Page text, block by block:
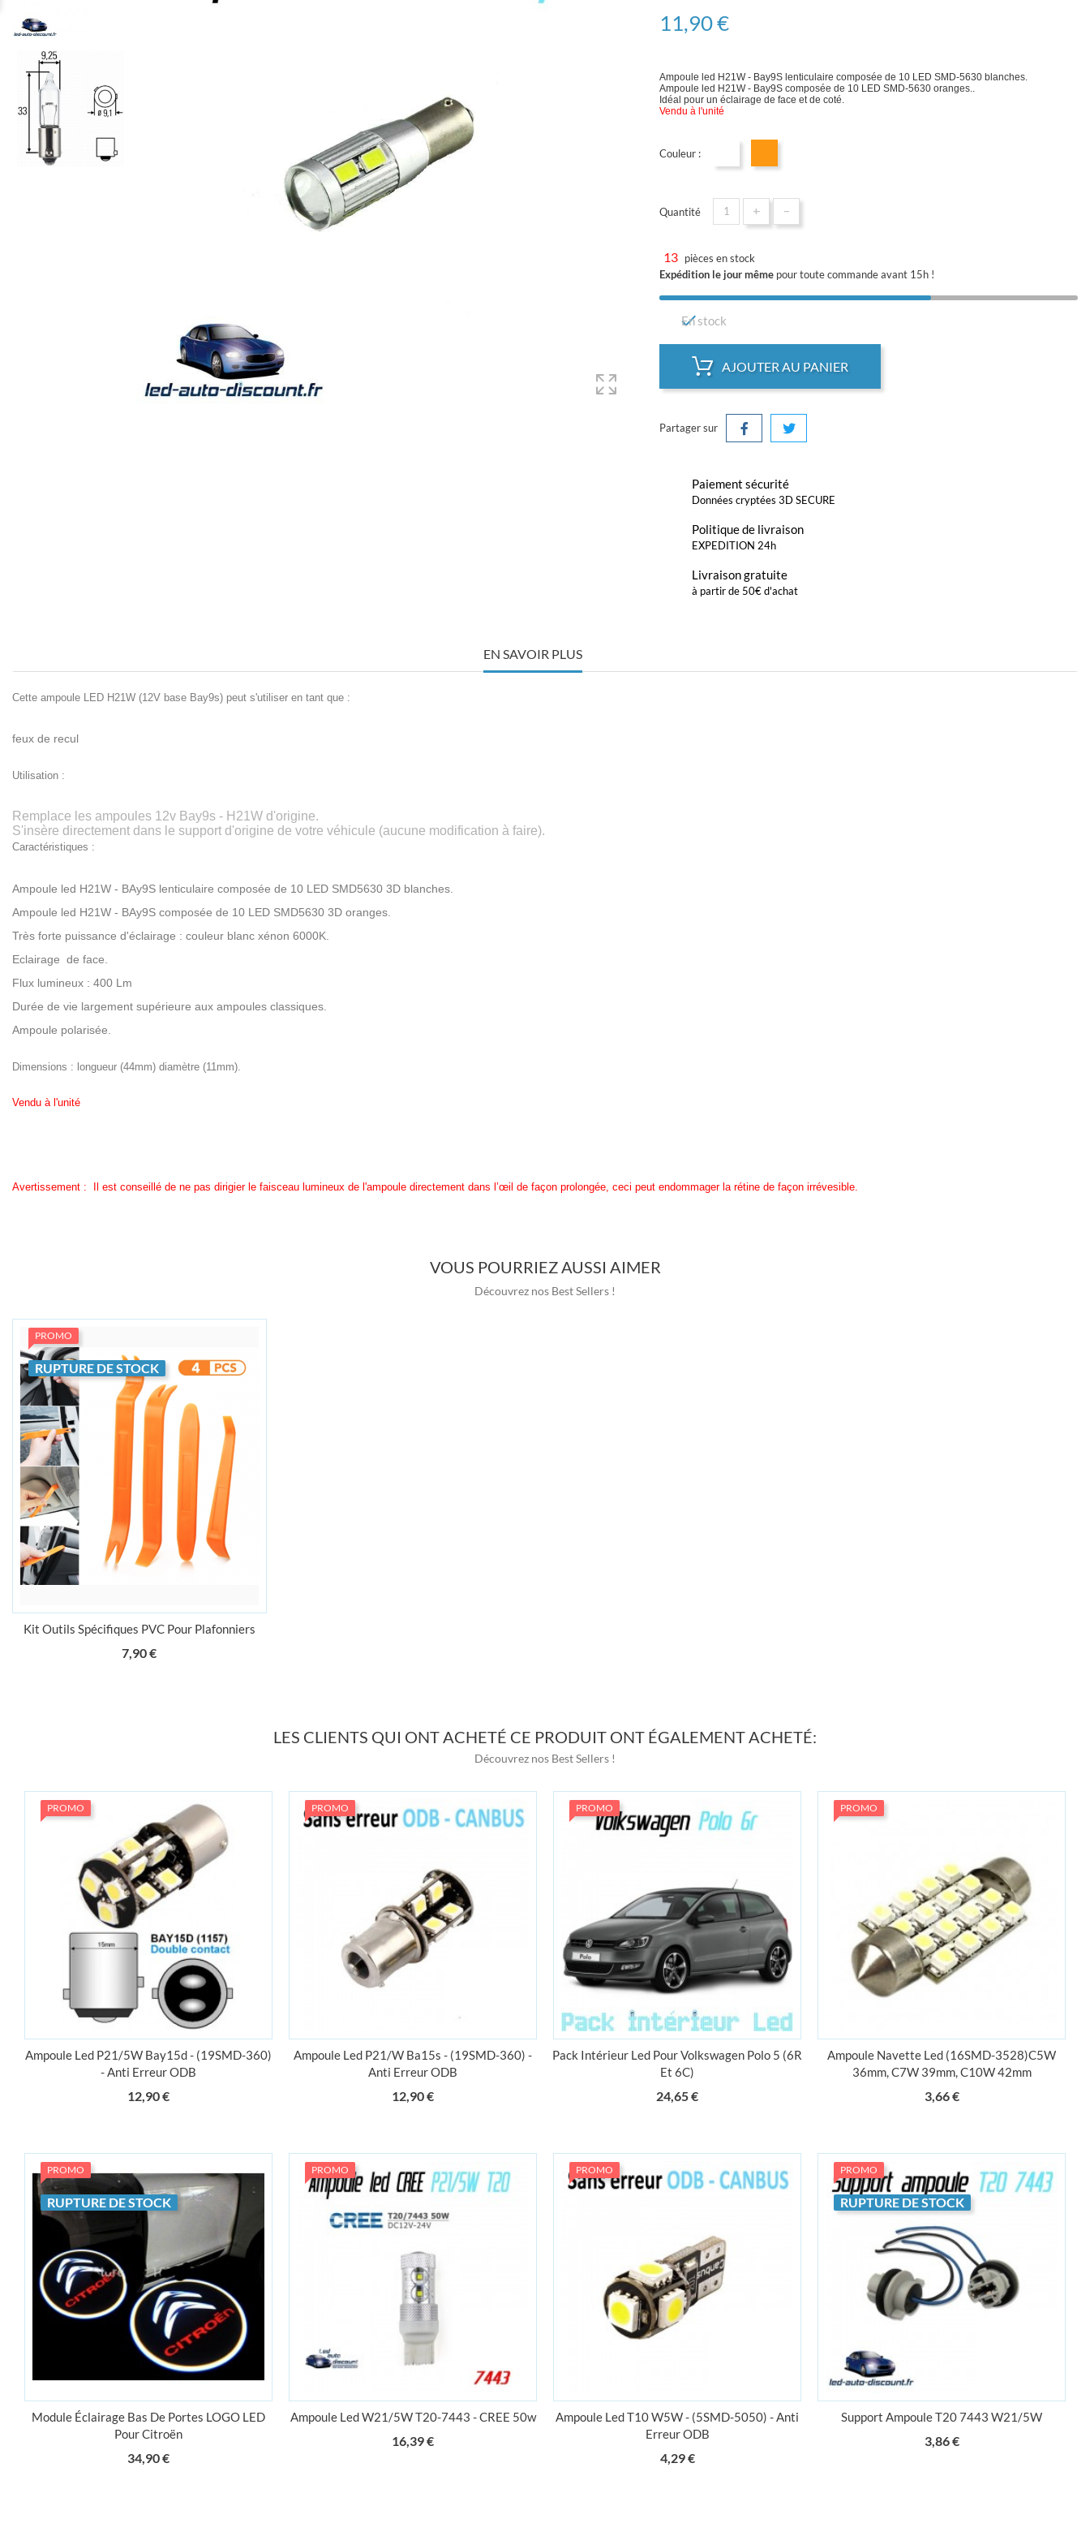
11,90 €
Ampoule led H21W - Bay9S lenticulaire composée de 10 LED SMD-5630 blanches.
Ampoule led H21W - Bay9S composée de 10 LED SMD-5630 oranges..
Idéal pour un éclairage de face et de coté.
Vendu à l'unité
Couleur :
Quantité + -
13 pièces en stock
Expédition le jour même pour toute commande avant 15h !

En stock
AJOUTER AU PANIER
Partager sur
Paiement sécurité
Données cryptées 3D SECURE
Politique de livraison
EXPEDITION 24h
Livraison gratuite
à partir de 50€ d'achat
EN SAVOIR PLUS
Cette ampoule LED H21W (12V base Bay9s) peut s'utiliser en tant que :
feux de recul
Utilisation :
Remplace les ampoules 12v Bay9s - H21W d'origine.
S'insère directement dans le support d'origine de votre véhicule (aucune modification à faire).
Caractéristiques :
Ampoule led H21W - BAy9S lenticulaire composée de 10 LED SMD5630 3D blanches.
Ampoule led H21W - BAy9S composée de 10 LED SMD5630 3D oranges.
Très forte puissance d'éclairage : couleur blanc xénon 6000K.
Eclairage de face.
Flux lumineux : 400 Lm
Durée de vie largement supérieure aux ampoules classiques.
Ampoule polarisée.
Dimensions : longueur (44mm) diamètre (11mm).
Vendu à l'unité
Avertissement : Il est conseillé de ne pas dirigier le faisceau lumineux de l'ampoule directement dans l’œil de façon prolongée, ceci peut endommager la rétine de façon irrévesible.
VOUS POURRIEZ AUSSI AIMER
Découvrez nos Best Sellers !
PROMO
RUPTURE DE STOCK
Kit Outils Spécifiques PVC Pour Plafonniers
7,90 €Prix
LES CLIENTS QUI ONT ACHETÉ CE PRODUIT ONT ÉGALEMENT ACHETÉ:
Découvrez nos Best Sellers !
PROMO
Ampoule Led P21/5W Bay15d - (19SMD-360)
- Anti Erreur ODB
12,90 €Prix
PROMO
Ampoule Led P21/W Ba15s - (19SMD-360) -
Anti Erreur ODB
12,90 €Prix
PROMO
Pack Intérieur Led Pour Volkswagen Polo 5 (6R
Et 6C)
24,65 €Prix
PROMO
Ampoule Navette Led (16SMD-3528)C5W
36mm, C7W 39mm, C10W 42mm
3,66 €Prix
PROMO
RUPTURE DE STOCK
Module Éclairage Bas De Portes LOGO LED
Pour Citroën
34,90 €Prix
PROMO
Ampoule Led W21/5W T20-7443 - CREE 50w
16,39 €Prix
PROMO
Ampoule Led T10 W5W - (5SMD-5050) - Anti
Erreur ODB
4,29 €Prix
PROMO
RUPTURE DE STOCK
Support Ampoule T20 7443 W21/5W
3,86 €Prix
Promotions
NOTRE SOCIÉTÉ
Livraison
Informations personnelles
INSCRIPTION À LA NEWSLETTER
Vous pouvez vous désinscrire à tout moment. Vous
trouverez pour cela nos informations de contact dans les